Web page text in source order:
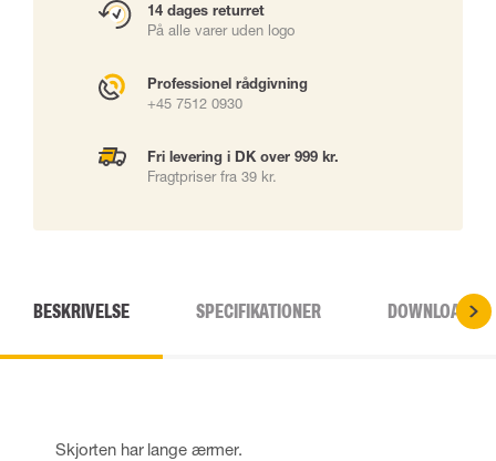
14 dages returret
På alle varer uden logo
Professionel rådgivning
+45 7512 0930
Fri levering i DK over 999 kr.
Fragtpriser fra 39 kr.
BESKRIVELSE SPECIFIKATIONER DOWNLOADS
Skjorten har lange ærmer.